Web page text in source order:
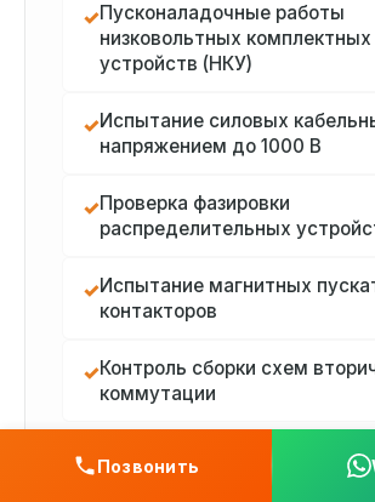
Позвонить
✓Пусконаладочные работы
низковольтных комплектных
устройств (НКУ)
✓Испытание силовых
напряжением до 1000 В
✓Проверка фазировки
распределительных
✓Испытание магнитных
контакторов
✓Контроль сборки схем
коммутации